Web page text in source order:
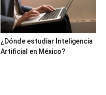
¿Dónde estudiar Inteligencia
Artificial en México?